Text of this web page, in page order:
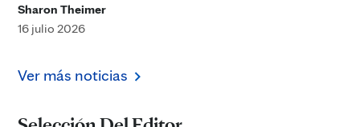
Sharon Theimer
16 julio 2026
Ver más noticias